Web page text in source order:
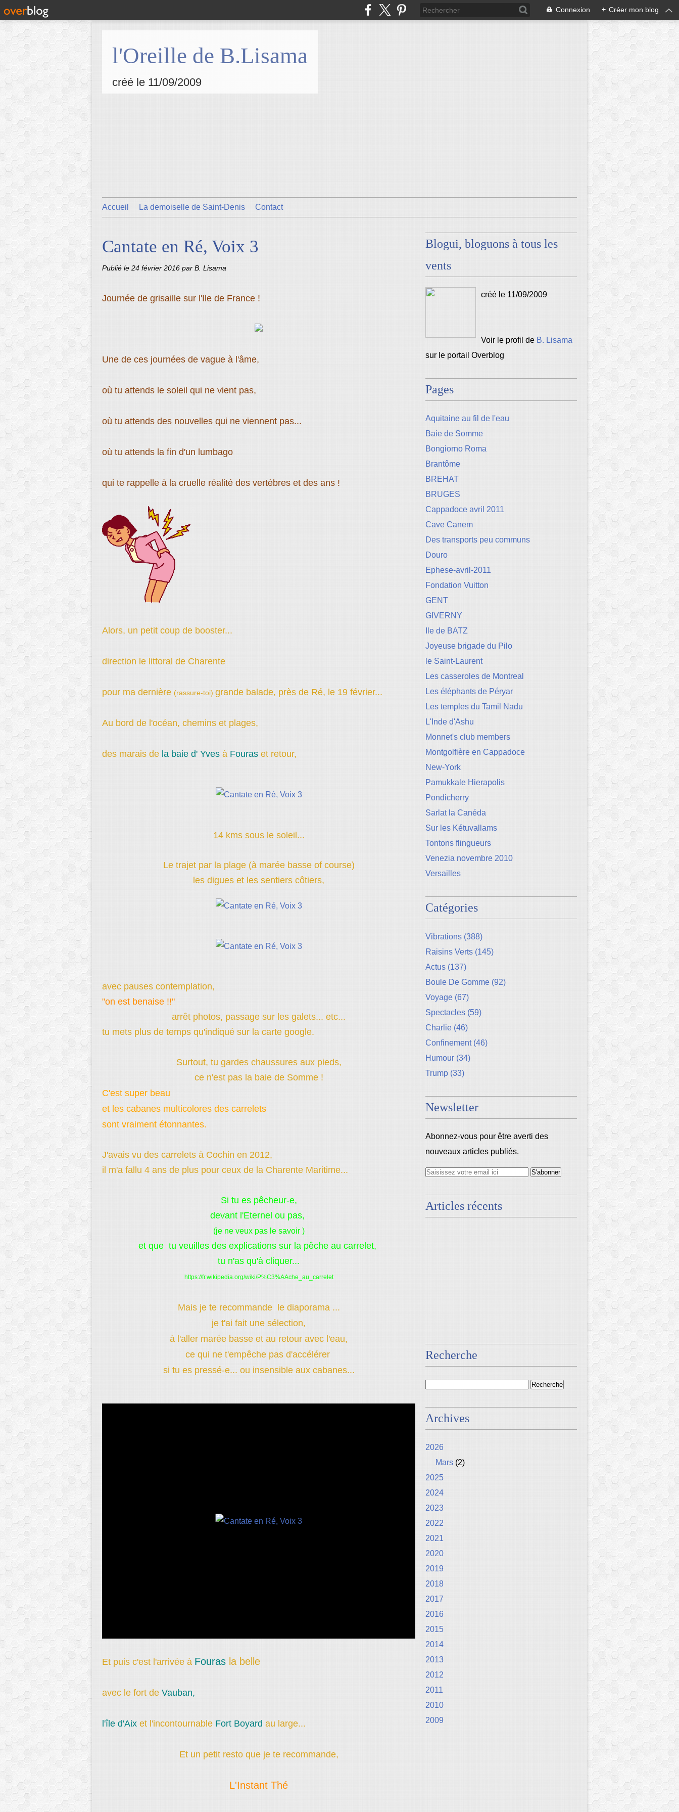
Connexion + Créer mon blog
l'Oreille de B.Lisama
créé le 11/09/2009
Accueil La demoiselle de Saint-Denis Contact
Cantate en Ré, Voix 3
Publié le 24 février 2016 par B. Lisama
Journée de grisaille sur l'Ile de France !
Une de ces journées de vague à l'âme,
où tu attends le soleil qui ne vient pas,
où tu attends des nouvelles qui ne viennent pas...
où tu attends la fin d'un lumbago
qui te rappelle à la cruelle réalité des vertèbres et des ans !
Alors, un petit coup de booster...
direction le littoral de Charente
pour ma dernière (rassure-toi) grande balade, près de Ré, le 19 février...
Au bord de l'océan, chemins et plages,
des marais de la baie d' Yves à Fouras et retour,
14 kms sous le soleil...
Le trajet par la plage (à marée basse of course)
les digues et les sentiers côtiers,
avec pauses contemplation,
"on est benaise !!"
arrêt photos, passage sur les galets... etc...
tu mets plus de temps qu'indiqué sur la carte google.
Surtout, tu gardes chaussures aux pieds,
ce n'est pas la baie de Somme !
C'est super beau
et les cabanes multicolores des carrelets
sont vraiment étonnantes.
J'avais vu des carrelets à Cochin en 2012,
il m'a fallu 4 ans de plus pour ceux de la Charente Maritime...
Si tu es pêcheur-e,
devant l'Eternel ou pas,
(je ne veux pas le savoir )
et que tu veuilles des explications sur la pêche au carrelet,
tu n'as qu'à cliquer...
https://fr.wikipedia.org/wiki/P%C3%AAche_au_carrelet
Mais je te recommande le diaporama ...
je t'ai fait une sélection,
à l'aller marée basse et au retour avec l'eau,
ce qui ne t'empêche pas d'accélérer
si tu es pressé-e... ou insensible aux cabanes...
Et puis c'est l'arrivée à Fouras la belle
avec le fort de Vauban,
l'île d'Aix et l'incontournable Fort Boyard au large...
Et un petit resto que je te recommande,
L'Instant Thé
Blogui, bloguons à tous les
vents
créé le 11/09/2009
Voir le profil de B. Lisama
sur le portail Overblog
Pages
Aquitaine au fil de l'eau
Baie de Somme
Bongiorno Roma
Brantôme
BREHAT
BRUGES
Cappadoce avril 2011
Cave Canem
Des transports peu communs
Douro
Ephese-avril-2011
Fondation Vuitton
GENT
GIVERNY
Ile de BATZ
Joyeuse brigade du Pilo
le Saint-Laurent
Les casseroles de Montreal
Les éléphants de Péryar
Les temples du Tamil Nadu
L'Inde d'Ashu
Monnet's club members
Montgolfière en Cappadoce
New-York
Pamukkale Hierapolis
Pondicherry
Sarlat la Canéda
Sur les Kétuvallams
Tontons flingueurs
Venezia novembre 2010
Versailles
Catégories
Vibrations (388)
Raisins Verts (145)
Actus (137)
Boule De Gomme (92)
Voyage (67)
Spectacles (59)
Charlie (46)
Confinement(46)
Humour (34)
Trump (33)
Newsletter
Abonnez-vous pour être averti des
nouveaux articles publiés.
Articles récents
Recherche
Archives
2026
Mars (2)
2025
2024
2023
2022
2021
2020
2019
2018
2017
2016
2015
2014
2013
2012
2011
2010
2009